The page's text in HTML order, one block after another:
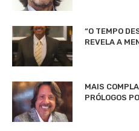
“O TEMPO
REVELA A
MAIS
PRÓLOGOS